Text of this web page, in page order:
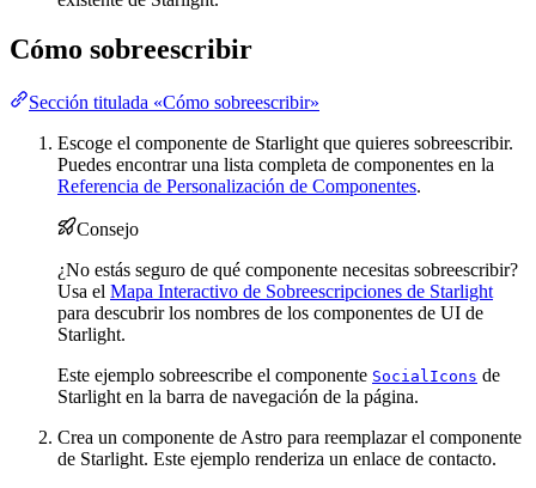
Cómo sobreescribir
Sección titulada «Cómo sobreescribir»
Escoge el componente de Starlight que quieres sobreescribir.
Puedes encontrar una lista completa de componentes en la
Referencia de Personalización de Componentes.
Consejo
¿No estás seguro de qué componente necesitas sobreescribir?
Usa el Mapa Interactivo de Sobreescripciones de Starlight
para descubrir los nombres de los componentes de UI de
Starlight.
Este ejemplo sobreescribe el componente SocialIcons de
Starlight en la barra de navegación de la página.
Crea un componente de Astro para reemplazar el componente
de Starlight. Este ejemplo renderiza un enlace de contacto.